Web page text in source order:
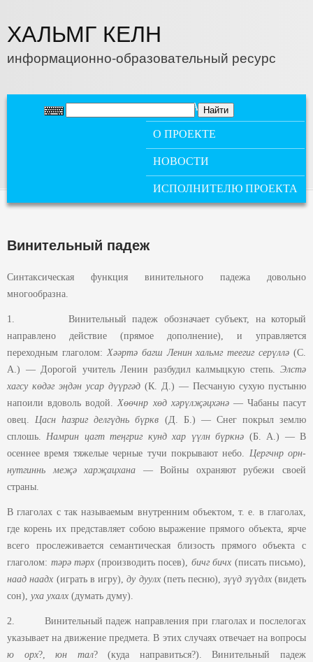
ХАЛЬМГ КЕЛН
информационно-образовательный ресурс
ГЛАВНОЕ МЕНЮ
ГЛАВНАЯ
О ПРОЕКТЕ
НОВОСТИ
ИСПОЛНИТЕЛЮ ПРОЕКТА
Винительный падеж
Синтаксическая функция винительного падежа довольно
многообразна.
1. Винительный падеж обозначает субъект, на который
направлено действие (прямое дополнение), и управляется
переходным глаголом:Хәәртә багш Ленин хальмг теегиг серүллә (С.
А.) — Дорогой учитель Ленин разбудил калмыцкую степь. Элстә
хагсу көдәг эңдән усар дүүргәд (К. Д.) — Песчаную сухую пустыню
напоили вдоволь водой.Хөөчнр хөд хәрүлҗәцхәнә— Чабаны пасут
овец.Цасн һазриг делгүднь бүркв (Д. Б.) — Снег покрыл землю
сплошь.Намрин цагт теңгриг кунд хар үүлн бүркнә (Б. А.) — В
осеннее время тяжелые черные тучи покрывают небо. Цергчнр орн-
нутгиннь меҗә харҗацхана — Войны охраняют рубежи своей
страны.
В глаголах с так называемым внутренним объектом, т. е. в глаголах,
где корень их представляет собою выражение прямого объекта, ярче
всего прослеживается семантическая близость прямого объекта с
глаголом: тәрә тәрх (производить посев), бичг бичх (писать письмо),
наад наадх (играть в игру),ду дуулх(петь песню),зүүд зүүдлх(видеть
сон), уха ухалх (думать думу).
2. Винительный падеж направления при глаголах и послелогах
указывает на движение предмета. В этих случаях отвечает на вопросы
ю орх?,юн тал? (куда направиться?). Винительный падеж